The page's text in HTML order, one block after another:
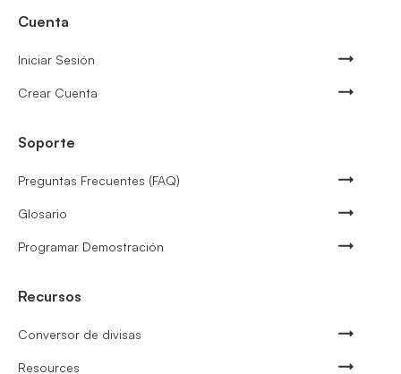
Cuenta
Iniciar Sesión
Crear Cuenta
Soporte
Preguntas Frecuentes (FAQ)
Glosario
Programar Demostración
Recursos
Conversor de divisas
Resources